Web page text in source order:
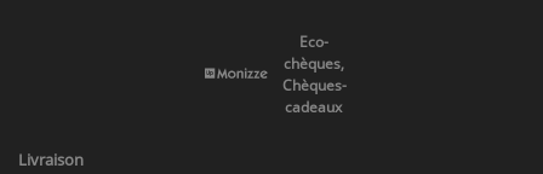
Eco-
chèques,
Chèques-
cadeaux
Livraison